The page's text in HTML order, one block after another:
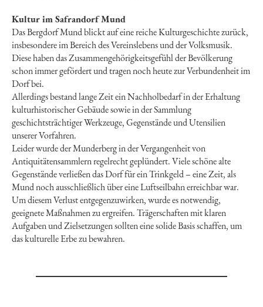
Kultur im Safrandorf Mund
Das Bergdorf Mund blickt auf eine reiche Kulturgeschichte zurück,
insbesondere im Bereich des Vereinslebens und der Volksmusik.
Diese haben das Zusammengehörigkeitsgefühl der Bevölkerung
schon immer gefördert und tragen noch heute zur Verbundenheit im
Dorf bei.
Allerdings bestand lange Zeit ein Nachholbedarf in der Erhaltung
kulturhistorischer Gebäude sowie in der Sammlung
geschichtsträchtiger Werkzeuge, Gegenstände und Utensilien
unserer Vorfahren.
Leider wurde der Munderberg in der Vergangenheit von
Antiquitätensammlern regelrecht geplündert. Viele schöne alte
Gegenstände verließen das Dorf für ein Trinkgeld – eine Zeit, als
Mund noch ausschließlich über eine Luftseilbahn erreichbar war.
Um diesem Verlust entgegenzuwirken, wurde es notwendig,
geeignete Maßnahmen zu ergreifen. Trägerschaften mit klaren
Aufgaben und Zielsetzungen sollten eine solide Basis schaffen, um
das kulturelle Erbe zu bewahren.